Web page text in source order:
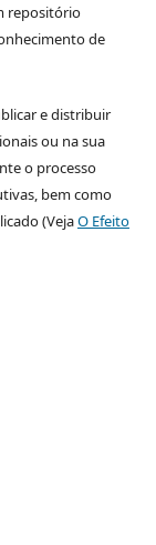
repositório
de
e distribuir
ou na sua
o processo
bem como
(VejaO Efeito